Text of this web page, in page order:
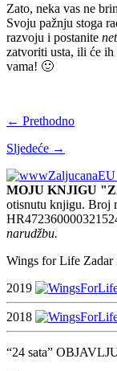
Zato, neka vas ne
Svoju pažnju stoga
razvoju i postanite
zatvoriti usta, ili će
vama! 🙂
← Prethodno
Sljedeće →
MOJU KNJIGU
otisnutu knjigu. Broj
narudžbu.
Wings for Life Zadar
2019
2018
“24 sata”